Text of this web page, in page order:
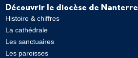
Découvrir le diocèse de Nanterre
Histoire & chiffres
La cathédrale
Les sanctuaires
Les paroisses